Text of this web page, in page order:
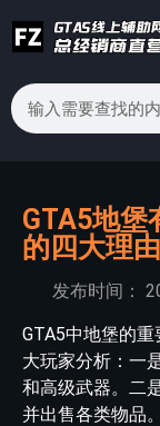
GTA5地堡
的四大理由
发布时间：
GTA5中地堡的
大玩家分析：一
和高级武器。二
并出售各类物品